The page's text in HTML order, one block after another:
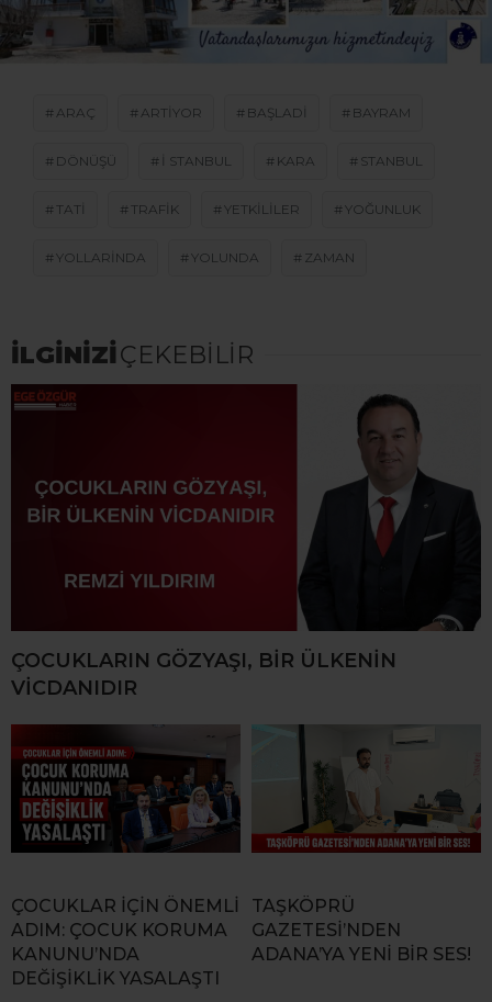
ARAÇ ARTIYOR BAŞLADI BAYRAM
DÖNÜŞÜ I STANBUL KARA STANBUL
TATI TRAFIK YETKILILER YOĞUNLUK
YOLLARINDA YOLUNDA ZAMAN
İLGİNİZİÇEKEBİLİR
ÇOCUKLARIN GÖZYAŞI, BİR ÜLKENİN
VİCDANIDIR
ÇOCUKLAR İÇİN ÖNEMLİ
ADIM: ÇOCUK KORUMA
KANUNU’NDA
DEĞİŞİKLİK YASALAŞTI
TAŞKÖPRÜ
GAZETESİ’NDEN
ADANA’YA YENİ BİR SES!